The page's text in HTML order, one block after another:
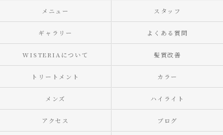
メニュー スタッフ
ギャラリー よくある質問
WISTERIAについて 髪質改善
トリートメント カラー
メンズ ハイライト
アクセス ブログ